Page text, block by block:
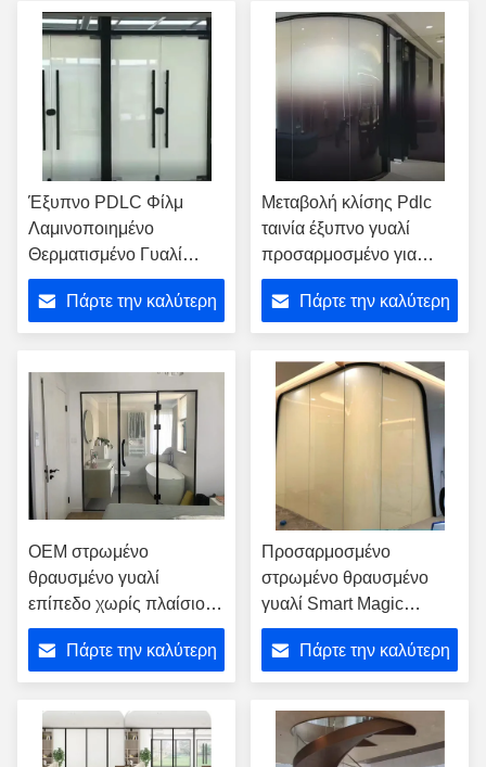
Έξυπνο PDLC Φίλμ
Λαμινοποιημένο
Θερματισμένο Γυαλί
Αντικαταστρέψιμο Για
ΓραφείοΠάρτε την καλύτερη
Μεταβολή κλίσης Pdlc
ταινία έξυπνο γυαλί
προσαρμοσμένο για
τοίχο γραφείου
Πάρτε την καλύτερη
OEM στρωμένο
θραυσμένο γυαλί
επίπεδο χωρίς πλαίσιο
για το δωμάτιο ντους
Πάρτε την καλύτερη
Προσαρμοσμένο
στρωμένο θραυσμένο
γυαλί Smart Magic
Προστασία ιδιωτικής
ζωής PDLC
Πάρτε την καλύτερη